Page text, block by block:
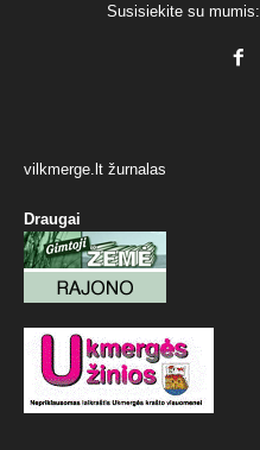
Susisiekite su mumis:
vilkmerge.lt žurnalas
Draugai